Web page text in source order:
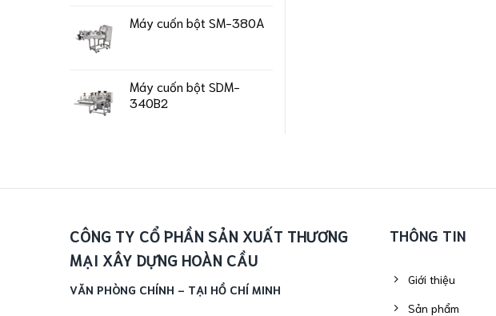
Máy cuốn bột SM-380A
Máy cuốn bột SDM-
340B2
CÔNG TY CỔ PHẦN SẢN XUẤT THƯƠNG
MẠI XÂY DỰNG HOÀN CẦU
VĂN PHÒNG CHÍNH - TẠI HỒ CHÍ MINH
THÔNG TIN
Giới thiệu
Sản phẩm